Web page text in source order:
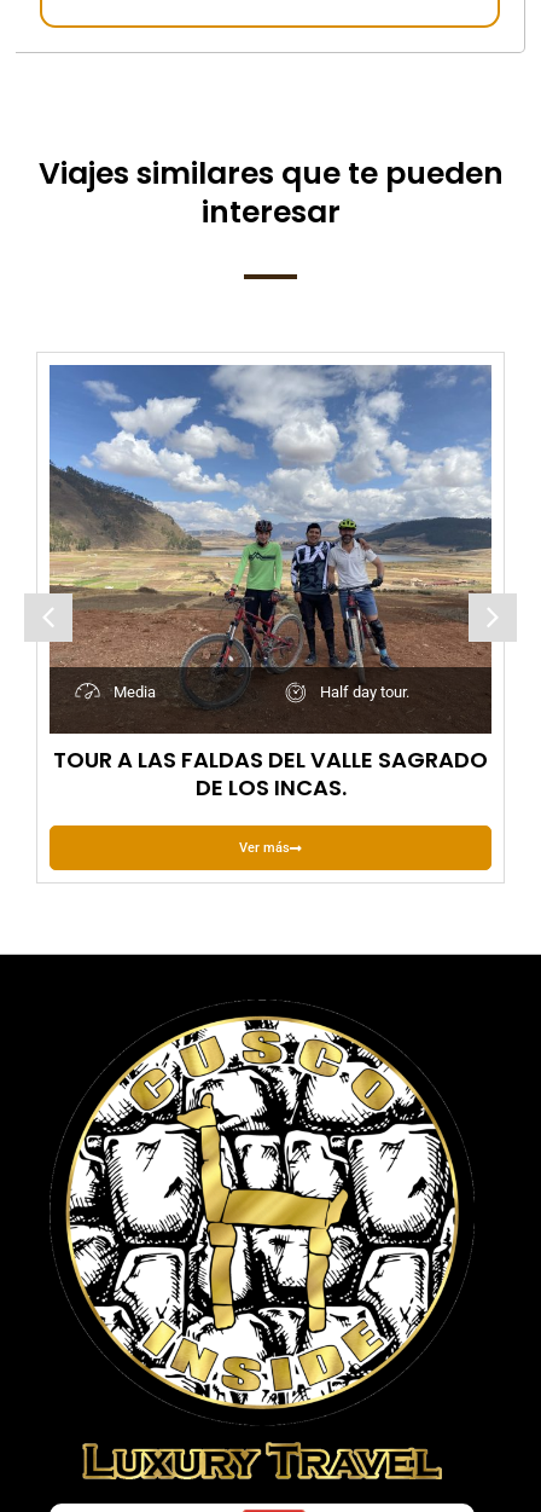
Viajes similares que te pueden
interesar
Media Half day tour.
TOUR A LAS FALDAS DEL VALLE SAGRADO
DE LOS INCAS.
Ver más